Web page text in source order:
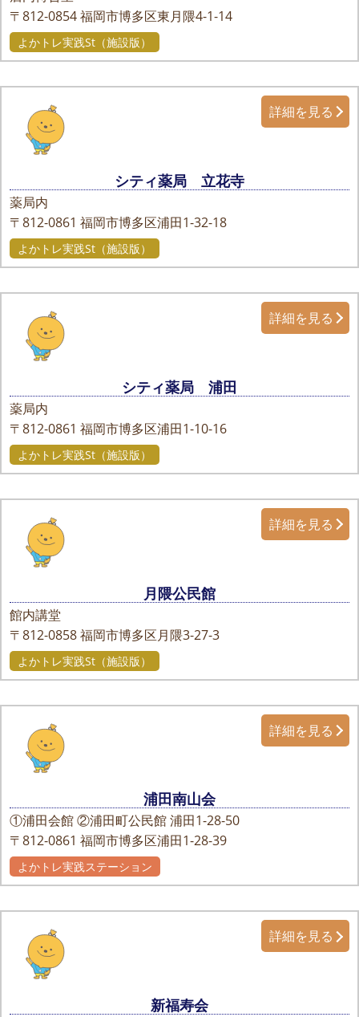
〒812-0854福岡市博多区東月隈4-1-14
よかトレ実践St（施設版）
シティ薬局 立花寺
薬局内
〒812-0861 福岡市博多区浦田1-32-18
詳細を見る
よかトレ実践St（施設版）
シティ薬局 浦田
薬局内
〒812-0861 福岡市博多区浦田1-10-16
詳細を見る
よかトレ実践St（施設版）
月隈公民館
館内講堂
〒812-0858福岡市博多区月隈3-27-3
詳細を見る
よかトレ実践St（施設版）
浦田南山会
①浦田会館 ②浦田町公民館 浦田1-28-50
〒812-0861 福岡市博多区浦田1-28-39
詳細を見る
よかトレ実践ステーション
新福寿会
詳細を見る